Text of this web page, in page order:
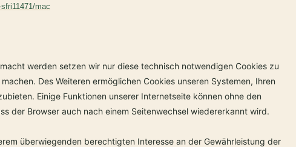
mac
werden setzen wir nur diese technisch notwendigen Cookies zu
Des Weiteren ermöglichen Cookies unseren Systemen, Ihren
Einige Funktionen unserer Internetseite können ohne den
der Browser auch nach einem Seitenwechsel wiedererkannt wird.
überwiegenden berechtigten Interesse an der Gewährleistung der